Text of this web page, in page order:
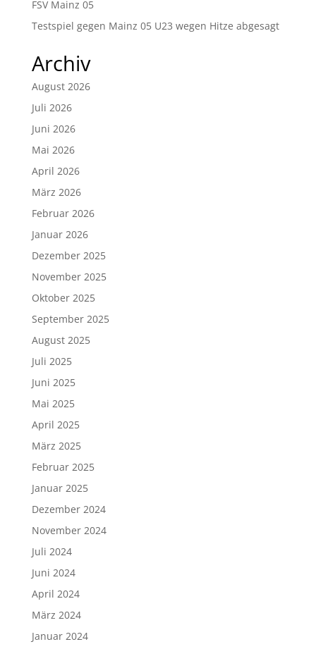
FSV Mainz 05
Testspiel gegen Mainz 05 U23 wegen Hitze abgesagt
Archiv
August 2026
Juli 2026
Juni 2026
Mai 2026
April 2026
März 2026
Februar 2026
Januar 2026
Dezember 2025
November 2025
Oktober 2025
September 2025
August 2025
Juli 2025
Juni 2025
Mai 2025
April 2025
März 2025
Februar 2025
Januar 2025
Dezember 2024
November 2024
Juli 2024
Juni 2024
April 2024
März 2024
Januar 2024